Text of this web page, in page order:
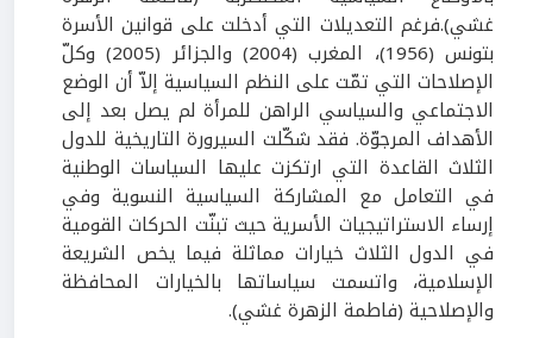
غشي).فرغم التعديلات التي أدخلت على قوانين الأسرة
بتونس (1956)، المغرب (2004) والجزائر (2005) وكلّ
الإصلاحات التي تمّت على النظم السياسية إلاّ أن الوضع
الاجتماعي والسياسي الراهن للمرأة لم يصل بعد إلى
الأهداف المرجوّة. فقد شكّلت السيرورة التاريخية للدول
الثلاث القاعدة التي ارتكزت عليها السياسات الوطنية
في التعامل مع المشاركة السياسية النسوية وفي
إرساء الاستراتيجيات الأسرية حيث تبنّت الحركات القومية
في الدول الثلاث خيارات مماثلة فيما يخص الشريعة
الإسلامية، واتسمت سياساتها بالخيارات المحافظة
والإصلاحية (فاطمة الزهرة غشي).